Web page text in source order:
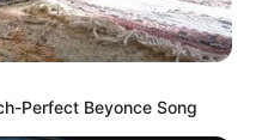
Perfect Beyonce Song